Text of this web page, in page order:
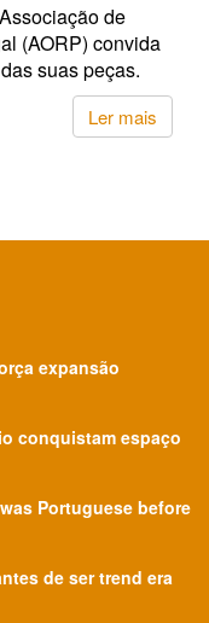
de
(AORP) convida
suas peças.
Ler mais
expansão
conquistam espaço
Portuguese before
de ser trend era